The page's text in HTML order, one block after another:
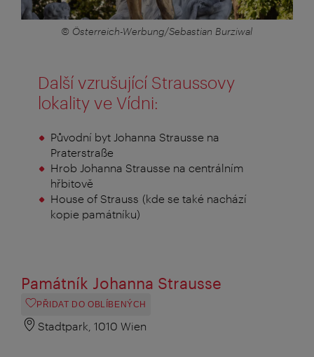
© Österreich-Werbung/Sebastian Burziwal
Další vzrušující Straussovy
lokality ve Vídni:
Původní byt Johanna Strausse na
Praterstraße
Hrob Johanna Strausse na centrálním
hřbitově
House of Strauss (kde se také nachází
kopie památníku)
Památník Johanna Strausse
PŘIDAT DO OBLÍBENÝCH
Stadtpark, 1010 Wien